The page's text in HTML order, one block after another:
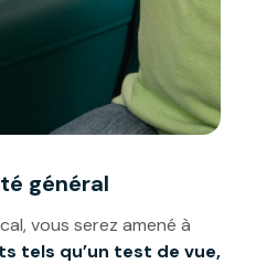
général
vous serez amené à
tels qu’un test de vue,